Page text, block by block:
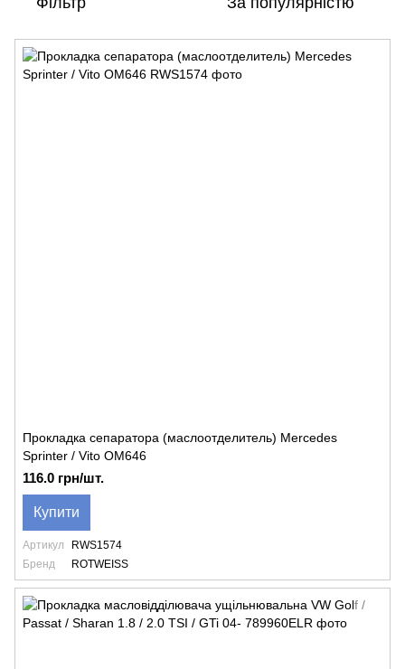
Прокладка сепаратора (маслоотделитель) Mercedes
Sprinter / Vito OM646
116.0 грн/шт.
Купити
Артикул
RWS1574
Бренд
ROTWEISS